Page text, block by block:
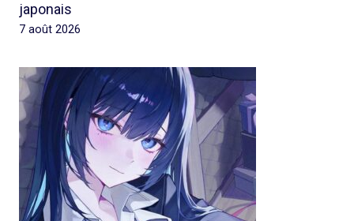
japonais
7 août 2026